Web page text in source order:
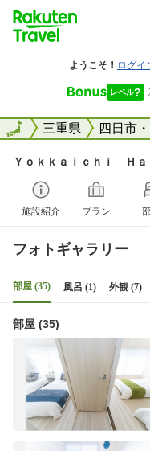
全国三重県 四日市
全国
Ｙｏｋｋａｉｃｈｉ Ｈ
施設紹介 プラン
フォトギャラリー
部屋 (35) 風呂 (1) 外観 (7)
部屋 (35)